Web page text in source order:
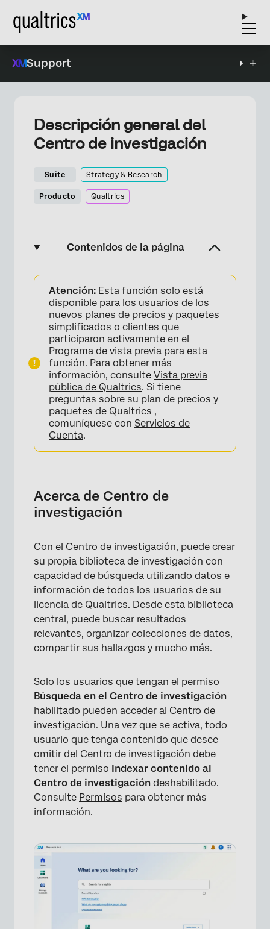
Support
Descripción general del
Centro de investigación
Suite Strategy & Research
Producto Qualtrics
Contenidos de la página
Acerca de Centro de investigación
Acceder al Centro de investigación
Uso del Centro de investigación
Actividad reciente en el Centro de
investigación
Permisos
Atención: Esta función solo está
disponible para los usuarios de los
nuevos planes de precios y paquetes
simplificados o clientes que
participaron activamente en el
Programa de vista previa para esta
función. Para obtener más
información, consulte Vista previa
pública de Qualtrics. Si tiene
preguntas sobre su plan de precios y
paquetes de Qualtrics ,
comuníquese con Servicios de
Cuenta.
Acerca de Centro de
investigación
Con el Centro de investigación, puede crear
su propia biblioteca de investigación con
capacidad de búsqueda utilizando datos e
información de todos los usuarios de su
licencia de Qualtrics. Desde esta biblioteca
central, puede buscar resultados
relevantes, organizar colecciones de datos,
compartir sus hallazgos y mucho más.
Solo los usuarios que tengan el permiso
Búsqueda en el Centro de investigación
habilitado pueden acceder al Centro de
investigación. Una vez que se activa, todo
usuario que tenga contenido que desee
omitir del Centro de investigación debe
tener el permiso Indexar contenido al
Centro de investigación deshabilitado.
Consulte Permisos para obtener más
información.